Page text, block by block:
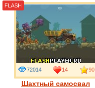
Шахтный самосвал
72014 14 90
FLASH